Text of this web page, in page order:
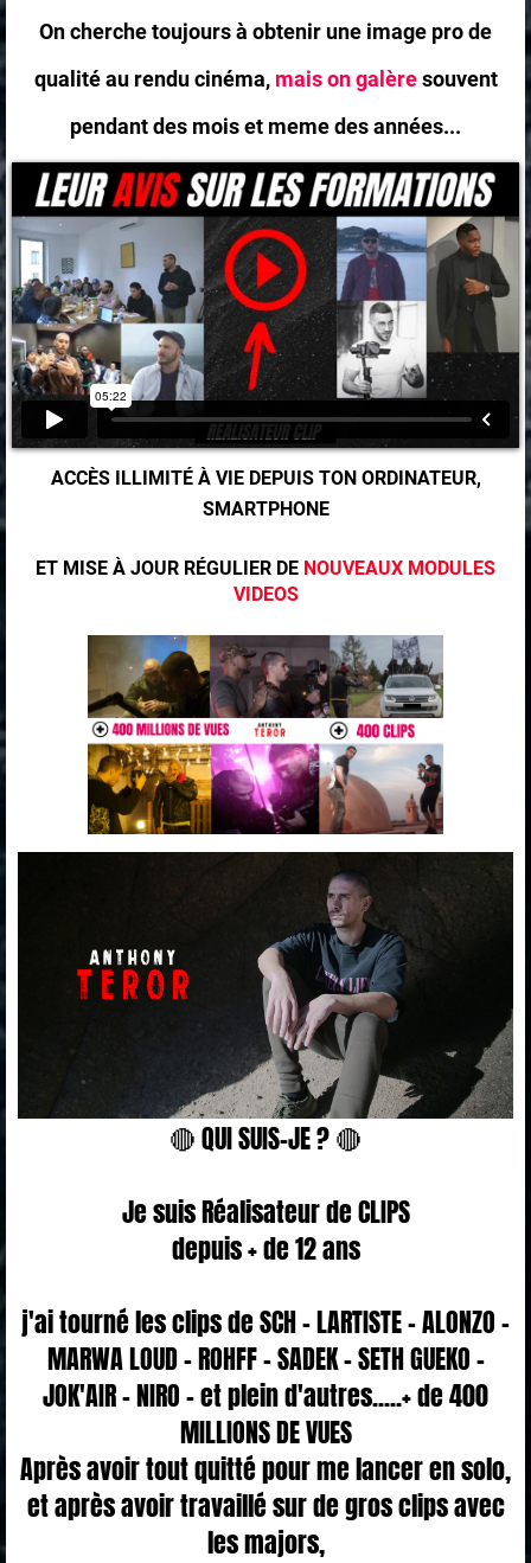
On cherche toujours à obtenir une image pro de
qualité au rendu cinéma, mais on galèresouvent
pendant des mois et meme des années...
ACCÈS ILLIMITÉ À VIE DEPUIS TON ORDINATEUR,
SMARTPHONE
ET MISE À JOUR RÉGULIER DE NOUVEAUX MODULES
VIDEOS
🔴 QUI SUIS-JE ? 🔴
Je suis Réalisateur de CLIPS
depuis + de 12 ans
j'ai tourné les clips de SCH - LARTISTE - ALONZO -
MARWA LOUD - ROHFF - SADEK - SETH GUEKO -
JOK'AIR - NIRO - et plein d'autres.....+ de 400
MILLIONS DE VUES
Après avoir tout quitté pour me lancer en solo,
et après avoir travaillé sur de gros clips avec
les majors,